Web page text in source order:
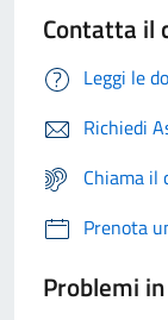
Contatta il
Leggi le
Richiedi
Chiama il
Prenota
Problemi